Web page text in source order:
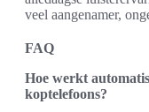
veel aangenamer,
FAQ
Hoe werkt
koptelefoons?